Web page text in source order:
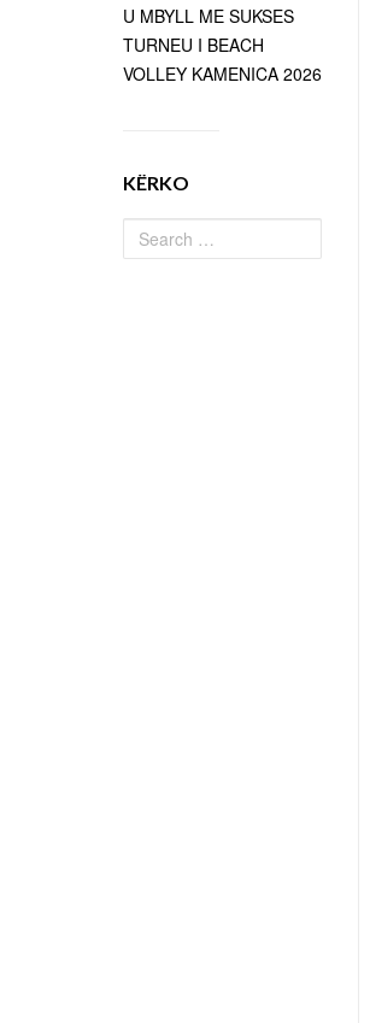
U MBYLL ME SUKSES
TURNEU I BEACH
VOLLEY KAMENICA 2026
KËRKO